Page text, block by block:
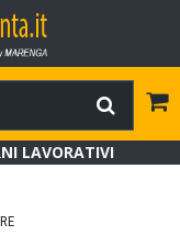
LAVORATIVI